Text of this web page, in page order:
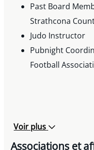
Past Board
Strathcona
Judo Instructor
Pubnight
Football
Voir plus
Associations et